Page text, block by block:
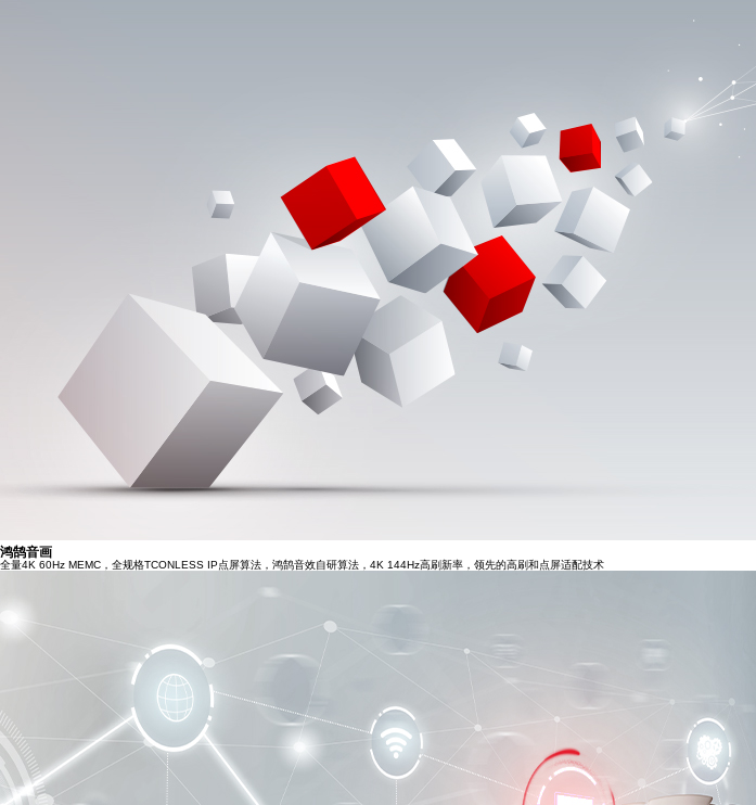
鸿鹄音画
全量4K 60Hz MEMC，全规格TCONLESS IP点屏算法，鸿鹄音效自研算法，4K 144Hz高刷新率，领先的高刷和点屏适配技术